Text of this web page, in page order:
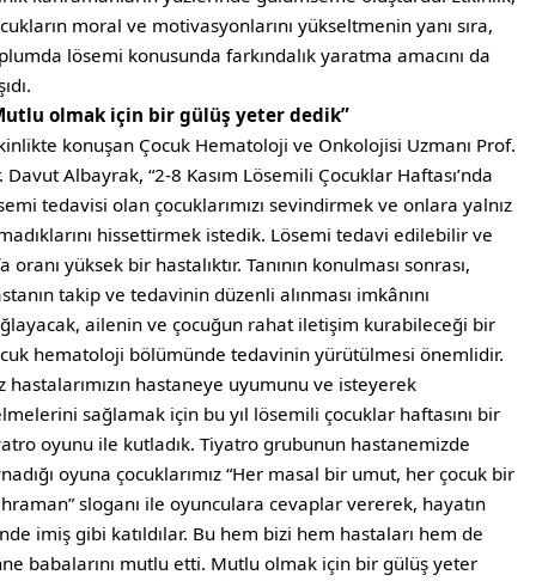
moral ve motivasyonlarını yükseltmenin yanı sıra,
lösemi konusunda farkındalık yaratma amacını da
olmak için bir gülüş yeter dedik”
konuşan Çocuk Hematoloji ve Onkolojisi Uzmanı Prof.
Davut Albayrak, “2-8 Kasım Lösemili Çocuklar Haftası’nda
tedavisi olan çocuklarımızı sevindirmek ve onlara yalnız
hissettirmek istedik. Lösemi tedavi edilebilir ve
oranı yüksek bir hastalıktır. Tanının konulması sonrası,
takip ve tedavinin düzenli alınması imkânını
ailenin ve çocuğun rahat iletişim kurabileceği bir
hematoloji bölümünde tedavinin yürütülmesi önemlidir.
hastalarımızın hastaneye uyumunu ve isteyerek
sağlamak için bu yıl lösemili çocuklar haftasını bir
oyunu ile kutladık. Tiyatro grubunun hastanemizde
oyuna çocuklarımız “Her masal bir umut, her çocuk bir
sloganı ile oyunculara cevaplar vererek, hayatın
imiş gibi katıldılar. Bu hem bizi hem hastaları hem de
babalarını mutlu etti. Mutlu olmak için bir gülüş yeter